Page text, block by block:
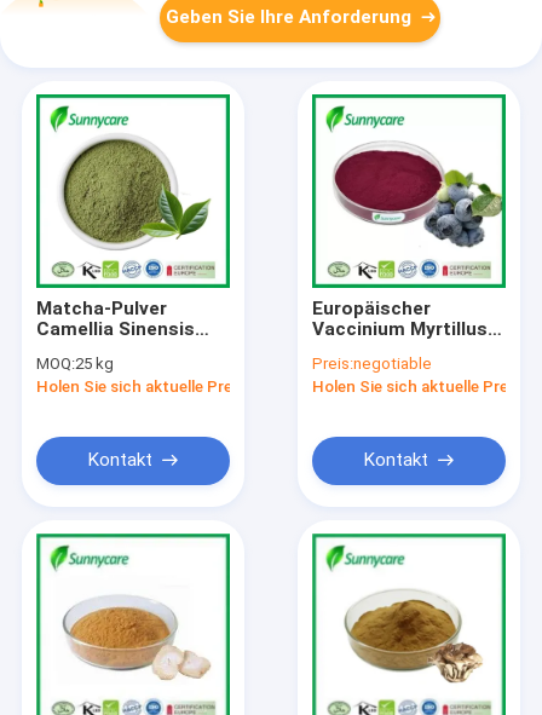
Geben Sie Ihre Anforderung
Matcha-Pulver
Camellia Sinensis
Antioxidantien
Geistesklarheit
MOQ:25 kg
Holen Sie sich aktuelle Preis
Kontakt
Europäischer
Vaccinium Myrtillus
25% 36%
Anthocyanine UV
Preis:negotiable
Holen Sie sich aktuelle Preis
Kontakt